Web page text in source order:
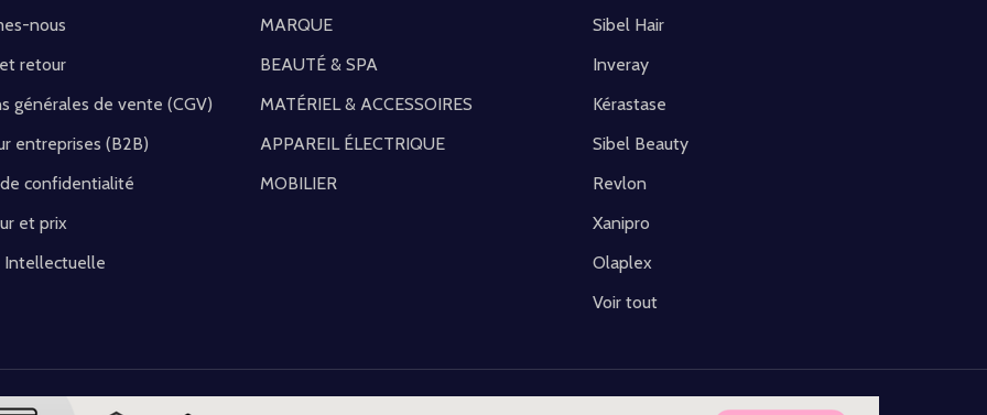
nous
retour
générales de vente (CGV)
entreprises (B2B)
confidentialité
et prix
Intellectuelle
MARQUE
BEAUTÉ & SPA
MATÉRIEL & ACCESSOIRES
APPAREIL ÉLECTRIQUE
MOBILIER
Sibel Hair
Inveray
Kérastase
Sibel Beauty
Revlon
Xanipro
Olaplex
Voir tout